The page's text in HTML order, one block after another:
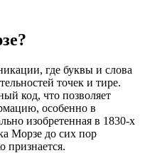
где буквы и слова
точек и тире.
код, что позволяет
особенно в
изобретенная в 1830-х
Морзе до сих пор
признается.